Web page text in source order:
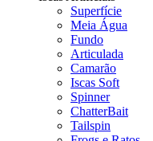
Superfície
Meia Água
Fundo
Articulada
Camarão
Iscas Soft
Spinner
ChatterBait
Tailspin